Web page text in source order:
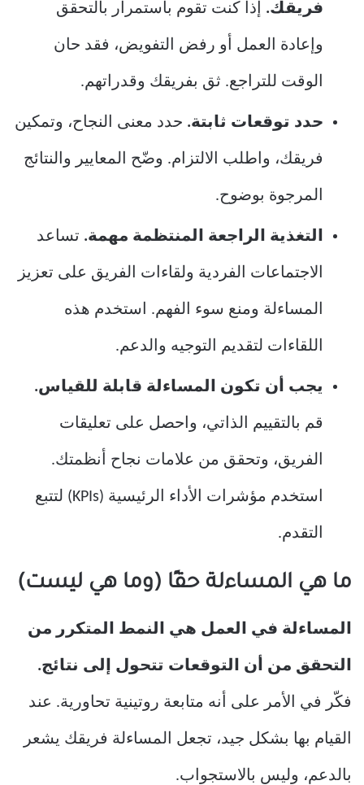
فريقك. إذا كنت تقوم باستمرار بالتحقق
وإعادة العمل أو رفض التفويض، فقد حان
الوقت للتراجع. ثق بفريقك وقدراتهم.
حدد توقعات ثابتة. حدد معنى النجاح، وتمكين
فريقك، واطلب الالتزام. وضّح المعايير والنتائج
المرجوة بوضوح.
التغذية الراجعة المنتظمة مهمة. تساعد
الاجتماعات الفردية ولقاءات الفريق على تعزيز
المساءلة ومنع سوء الفهم. استخدم هذه
اللقاءات لتقديم التوجيه والدعم.
يجب أن تكون المساءلة قابلة للقياس.
قم بالتقييم الذاتي، واحصل على تعليقات
الفريق، وتحقق من علامات نجاح أنظمتك.
استخدم مؤشرات الأداء الرئيسية (KPIs) لتتبع
التقدم.
ما هي المساءلة حقًا (وما هي ليست)
المساءلة في العمل هي النمط المتكرر من
التحقق من أن التوقعات تتحول إلى نتائج.
فكّر في الأمر على أنه متابعة روتينية تحاورية. عند
القيام بها بشكل جيد، تجعل المساءلة فريقك يشعر
بالدعم، وليس بالاستجواب.